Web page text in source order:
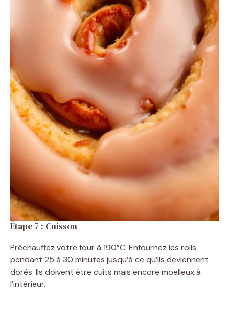
Étape 7 : Cuisson
Préchauffez votre four à 190°C. Enfournez les rolls
pendant 25 à 30 minutes jusqu’à ce qu’ils deviennent
dorés. Ils doivent être cuits mais encore moelleux à
l’intérieur.